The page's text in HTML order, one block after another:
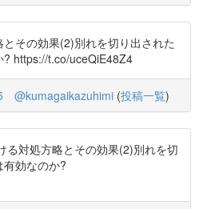
その効果(2)別れを切り出された
https://t.co/uceQiE48Z4
@kumagaikazuhimi (投稿一覧)
る対処方略とその効果(2)別れを切
有効なのか?